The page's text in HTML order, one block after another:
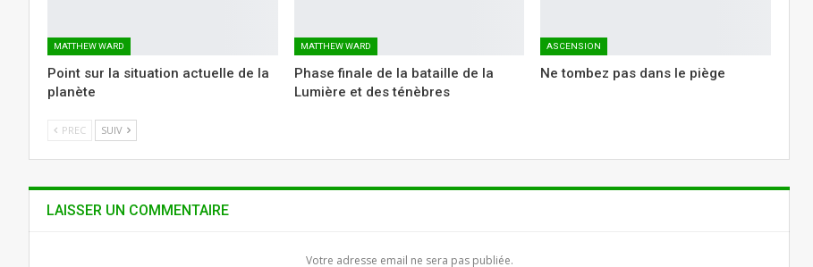
MATTHEW WARD
Point sur la situation actuelle de la
planète
MATTHEW WARD
Phase finale de la bataille de la
Lumière et des ténèbres
ASCENSION
Ne tombez pas dans le piège
PREC SUIV
LAISSER UN COMMENTAIRE
Votre adresse email ne sera pas publiée.